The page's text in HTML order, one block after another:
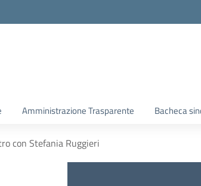
Amministrazione Trasparente Bacheca
con Stefania Ruggieri